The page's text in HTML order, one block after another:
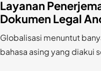
Layanan
Dokumen Legal
Globalisasi menuntut
bahasa asing yang diakui